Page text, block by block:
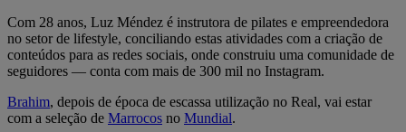
Com 28 anos, Luz Méndez é instrutora de pilates e empreendedora
no setor de lifestyle, conciliando estas atividades com a criação de
conteúdos para as redes sociais, onde construiu uma comunidade de
seguidores — conta com mais de 300 mil no Instagram.
Brahim, depois de época de escassa utilização no Real, vai estar
com a seleção de Marrocos no Mundial.